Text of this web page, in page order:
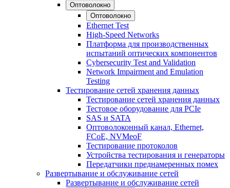
Оптоволокно
Оптоволокно
Ethernet Test
High-Speed Networks
Платформа для производственных
испытаний оптических компонентов
Cybersecurity Test and Validation
Network Impairment and Emulation
Testing
Тестирование сетей хранения данных
Тестирование сетей хранения данных
Тестовое оборудование для PCIe
SAS и SATA
Оптоволоконный канал, Ethernet,
FCoE, NVMeoF
Тестирование протоколов
Устройства тестирования и генераторы
Передатчики преднамеренных помех
Развертывание и обслуживание сетей
Развертывание и обслуживание сетей